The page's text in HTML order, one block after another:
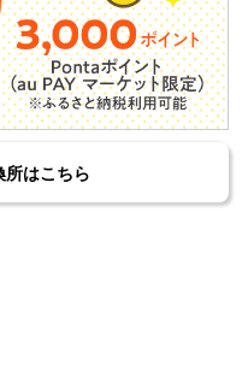
所はこちら